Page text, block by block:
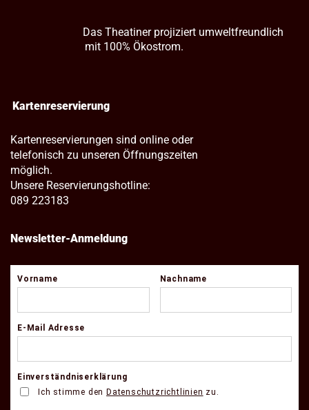
Das Theatiner projiziert umweltfreundlich
mit 100% Ökostrom.
Kartenreservierung
Kartenreservierungen sind online oder
telefonisch zu unseren Öffnungszeiten
möglich.
Unsere Reservierungshotline:
089 223183
Newsletter-Anmeldung